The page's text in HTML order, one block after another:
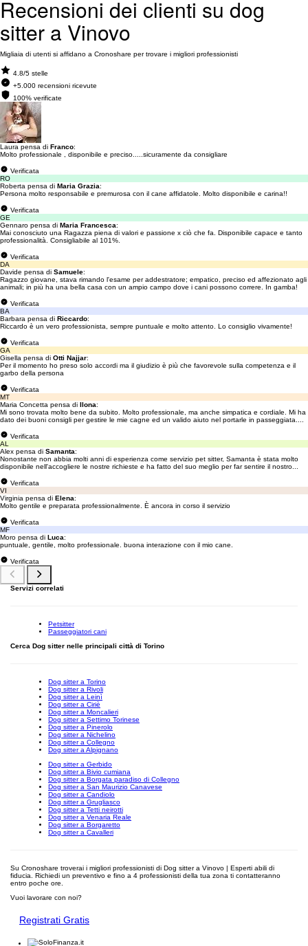
Recensioni dei clienti su dog
sitter a Vinovo
Migliaia di utenti si affidano a Cronoshare per trovare i migliori professionisti
4.8/5 stelle
+5.000 recensioni ricevute
100% verificate
Laura pensa di Franco:
Molto professionale , disponibile e preciso.....sicuramente da consigliare
Verificata
RO
Roberta pensa di Maria Grazia:
Persona molto responsabile e premurosa con il cane affidatole. Molto disponibile e carina!!
Verificata
GE
Gennaro pensa di Maria Francesca:
Mai conosciuto una Ragazza piena di valori e passione x ciò che fa. Disponibile capace e tanto
professionalità. Consigliabile al 101%.
Verificata
DA
Davide pensa di Samuele:
Ragazzo giovane, stava rimando l'esame per addestratore; empatico, preciso ed affezionato agli
animali; in più ha una bella casa con un ampio campo dove i cani possono correre. In gamba!
Verificata
BA
Barbara pensa di Riccardo:
Riccardo è un vero professionista, sempre puntuale e molto attento. Lo consiglio vivamente!
Verificata
GA
Gisella pensa di Otti Najjar:
Per il momento ho preso solo accordi ma il giudizio è più che favorevole sulla competenza e il
garbo della persona
Verificata
MT
Maria Concetta pensa di Ilona:
Mi sono trovata molto bene da subito. Molto professionale, ma anche simpatica e cordiale. Mi ha
dato dei buoni consigli per gestire le mie cagne ed un valido aiuto nel portarle in passeggiata....
Verificata
AL
Alex pensa di Samanta:
Nonostante non abbia molti anni di esperienza come servizio pet sitter, Samanta è stata molto
disponibile nell'accogliere le nostre richieste e ha fatto del suo meglio per far sentire il nostro...
Verificata
VI
Virginia pensa di Elena:
Molto gentile e preparata professionalmente. È ancora in corso il servizio
Verificata
MF
Moro pensa di Luca:
puntuale, gentile, molto professionale. buona interazione con il mio cane.
Verificata
Servizi correlati
Petsitter
Passeggiatori cani
Cerca Dog sitter nelle principali città di Torino
Dog sitter a Torino
Dog sitter a Rivoli
Dog sitter a Leinì
Dog sitter a Ciriè
Dog sitter a Moncalieri
Dog sitter a Settimo Torinese
Dog sitter a Pinerolo
Dog sitter a Nichelino
Dog sitter a Collegno
Dog sitter a Alpignano
Dog sitter a Gerbido
Dog sitter a Bivio cumiana
Dog sitter a Borgata paradiso di Collegno
Dog sitter a San Maurizio Canavese
Dog sitter a Candiolo
Dog sitter a Grugliasco
Dog sitter a Tetti neirotti
Dog sitter a Venaria Reale
Dog sitter a Borgaretto
Dog sitter a Cavalleri
Su Cronoshare troverai i migliori professionisti di Dog sitter a Vinovo | Esperti abili di
fiducia. Richiedi un preventivo e fino a 4 professionisti della tua zona ti contatteranno
entro poche ore.
Vuoi lavorare con noi?
Registrati Gratis